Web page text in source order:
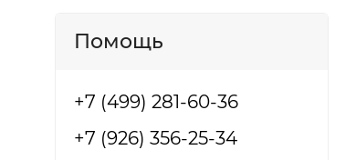
Помощь
+7 (499) 281-60-36
+7 (926) 356-25-34